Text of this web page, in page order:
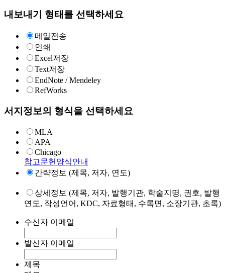
내보내기 형태를 선택하세요
메일전송
인쇄
Excel저장
Text저장
EndNote / Mendeley
RefWorks
서지정보의 형식을 선택하세요
MLA
APA
Chicago
참고문헌양식안내
간략정보 (제목, 저자, 연도)
상세정보 (제목, 저자, 발행기관, 학술지명, 권호, 발행
연도, 작성언어, KDC, 자료형태, 수록면, 소장기관, 초록)
수신자 이메일
발신자 이메일
제목